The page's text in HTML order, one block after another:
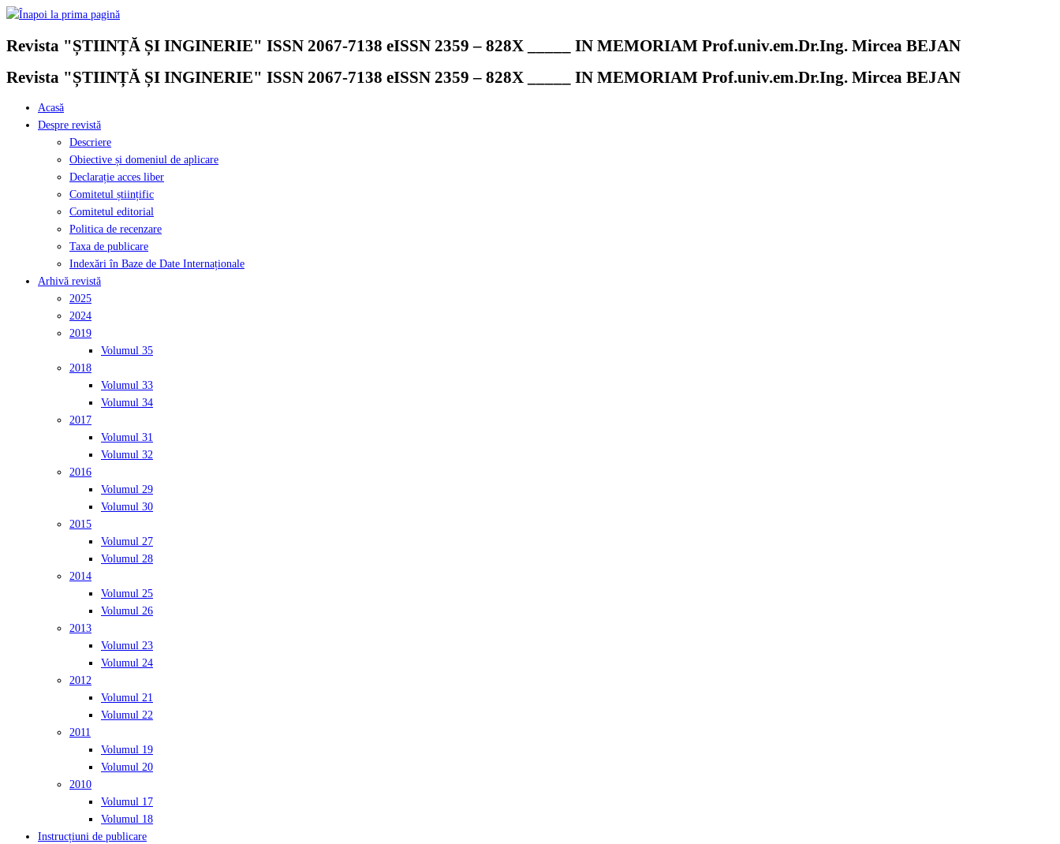
Skip
content
Revista "ȘTIINȚĂ ȘI INGINERIE" ISSN 2067-7138 eISSN 2359 – 828X _____ IN MEMORIAM Prof.univ.em.Dr.Ing. Mircea BEJAN
Revista "ȘTIINȚĂ ȘI INGINERIE" ISSN 2067-7138 eISSN 2359 – 828X _____ IN MEMORIAM Prof.univ.em.Dr.Ing. Mircea BEJAN
Acasă
Despre revistă
Descriere
Obiective și domeniul de aplicare
Declarație acces liber
Comitetul științific
Comitetul editorial
Politica de recenzare
Taxa de publicare
Indexări în Baze de Date Internaționale
Arhivă revistă
2025
2024
2019
Volumul 35
2018
Volumul 33
Volumul 34
2017
Volumul 31
Volumul 32
2016
Volumul 29
Volumul 30
2015
Volumul 27
Volumul 28
2014
Volumul 25
Volumul 26
2013
Volumul 23
Volumul 24
2012
Volumul 21
Volumul 22
2011
Volumul 19
Volumul 20
2010
Volumul 17
Volumul 18
Instrucțiuni de publicare